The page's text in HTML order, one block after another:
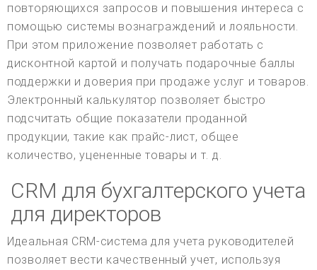
повторяющихся запросов и повышения интереса с
помощью системы вознаграждений и лояльности.
При этом приложение позволяет работать с
дисконтной картой и получать подарочные баллы
поддержки и доверия при продаже услуг и товаров.
Электронный калькулятор позволяет быстро
подсчитать общие показатели проданной
продукции, такие как прайс-лист, общее
количество, уцененные товары и т. д.
CRM для бухгалтерского учета
для директоров
Идеальная CRM-система для учета руководителей
позволяет вести качественный учет, используя